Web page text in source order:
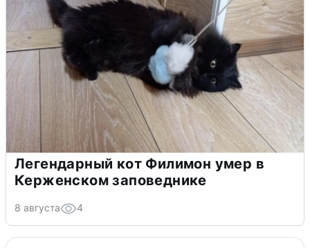
Легендарный кот Филимон умер в
Керженском заповеднике
8 августа 4